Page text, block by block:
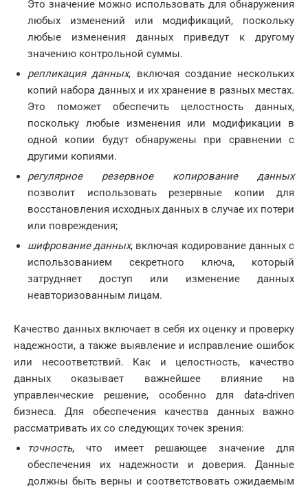
Это значение можно использовать для обнаружения
любых изменений или модификаций, поскольку
любые изменения данных приведут к другому
значению контрольной суммы.
репликация данных, включая создание нескольких
копий набора данных и их хранение в разных местах.
Это поможет обеспечить целостность данных,
поскольку любые изменения или модификации в
одной копии будут обнаружены при сравнении с
другими копиями.
регулярное резервное копирование данных
позволит использовать резервные копии для
восстановления исходных данных в случае их потери
или повреждения;
шифрование данных, включая кодирование данных с
использованием секретного ключа, который
затрудняет доступ или изменение данных
неавторизованным лицам.
Качество данных включает в себя их оценку и проверку
надежности, а также выявление и исправление ошибок
или несоответствий. Как и целостность, качество
данных оказывает важнейшее влияние на
управленческие решение, особенно для data-driven
бизнеса. Для обеспечения качества данных важно
рассматривать их со следующих точек зрения:
точность, что имеет решающее значение для
обеспечения их надежности и доверия. Данные
должны быть верны и соответствовать ожидаемым